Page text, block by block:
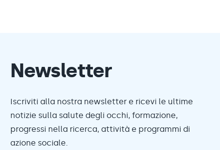
Newsletter
Iscriviti alla nostra newsletter e ricevi le ultime
notizie sulla salute degli occhi, formazione,
progressi nella ricerca, attività e programmi di
azione sociale.